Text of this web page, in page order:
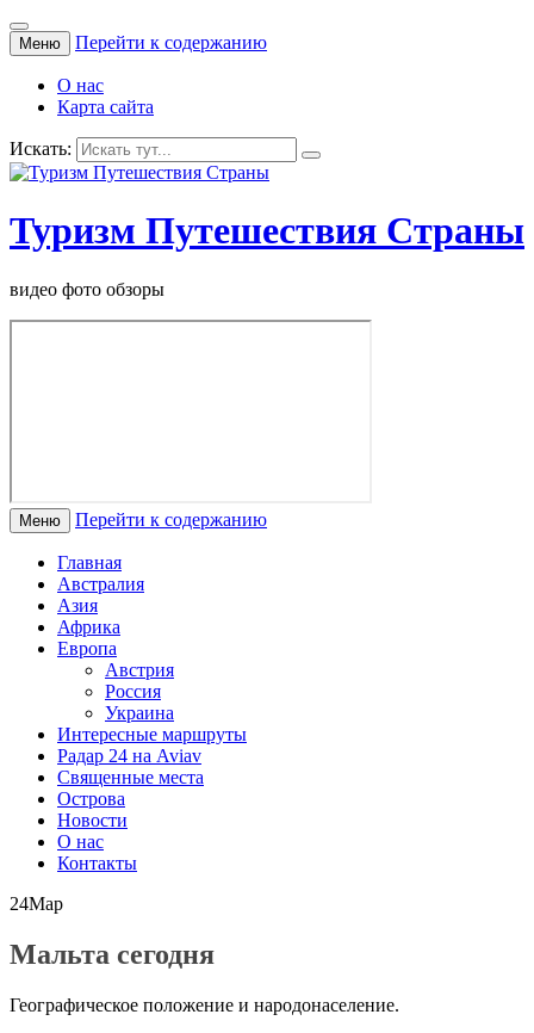
Меню Перейти к содержанию
О нас
Карта сайта
Искать:
Туризм Путешествия Страны
видео фото обзоры
Меню Перейти к содержанию
Главная
Австралия
Азия
Африка
Европа
Австрия
Россия
Украина
Интересные маршруты
Радар 24 на Aviav
Священные места
Острова
Новости
О нас
Контакты
24Мар
Мальта сегодня
Географическое положение и народонаселение.